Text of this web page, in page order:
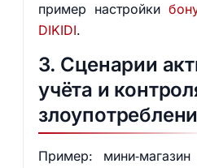
пример настройки
DIKIDI.
3. Сценарии
учёта и
Пример: